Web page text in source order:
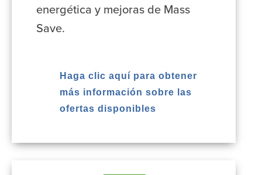
energética y mejoras de Mass
Save.
Haga clic aquí para obtener
más información sobre las
ofertas disponibles